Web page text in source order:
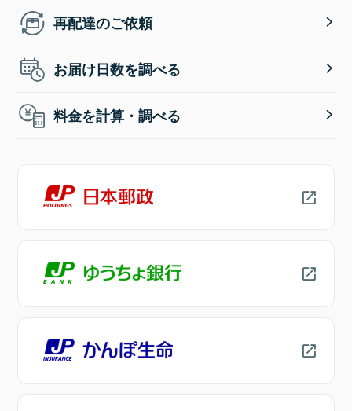
再配達のご依頼
お届け日数を調べる
料金を計算・調べる